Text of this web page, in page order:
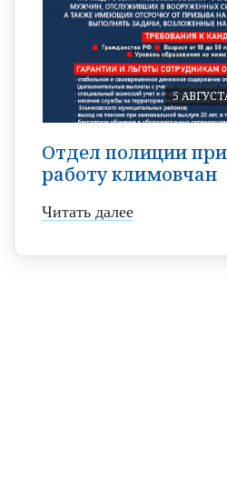
5
Отдел полиции
работу климовчан
Читать далее